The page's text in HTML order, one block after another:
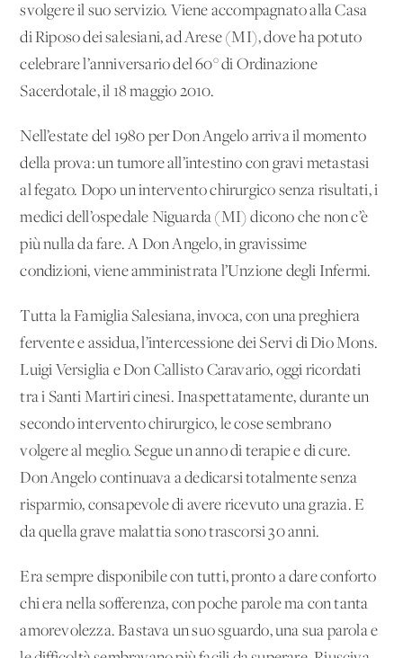
svolgere il suo servizio. Viene accompagnato alla Casa
di Riposo dei salesiani, ad Arese (MI), dove ha potuto
celebrare l’anniversario del 60° di Ordinazione
Sacerdotale, il 18 maggio 2010.
Nell’estate del 1980 per Don Angelo arriva il momento
della prova: un tumore all’intestino con gravi metastasi
al fegato. Dopo un intervento chirurgico senza risultati, i
medici dell’ospedale Niguarda (MI) dicono che non c’è
più nulla da fare. A Don Angelo, in gravissime
condizioni, viene amministrata l’Unzione degli Infermi.
Tutta la Famiglia Salesiana, invoca, con una preghiera
fervente e assidua, l’intercessione dei Servi di Dio Mons.
Luigi Versiglia e Don Callisto Caravario, oggi ricordati
tra i Santi Martiri cinesi. Inaspettatamente, durante un
secondo intervento chirurgico, le cose sembrano
volgere al meglio. Segue un anno di terapie e di cure.
Don Angelo continuava a dedicarsi totalmente senza
risparmio, consapevole di avere ricevuto una grazia. E
da quella grave malattia sono trascorsi 30 anni.
Era sempre disponibile con tutti, pronto a dare conforto
chi era nella sofferenza, con poche parole ma con tanta
amorevolezza. Bastava un suo sguardo, una sua parola e